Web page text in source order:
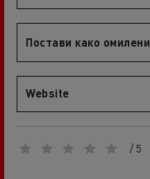
Постави како омилени
Website
/ 5